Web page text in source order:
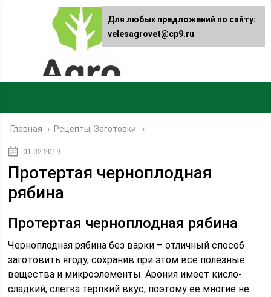
Главная › Рецепты, Заготовки
01.02.2019
Протертая черноплодная
рябина
Протертая черноплодная рябина
Черноплодная рябина без варки – отличный способ
заготовить ягоду, сохранив при этом все полезные
вещества и микроэлементы. Арония имеет кисло-
сладкий, слегка терпкий вкус, поэтому ее многие не
Для любых предложений по сайту:
velesagrovet@cp9.ru